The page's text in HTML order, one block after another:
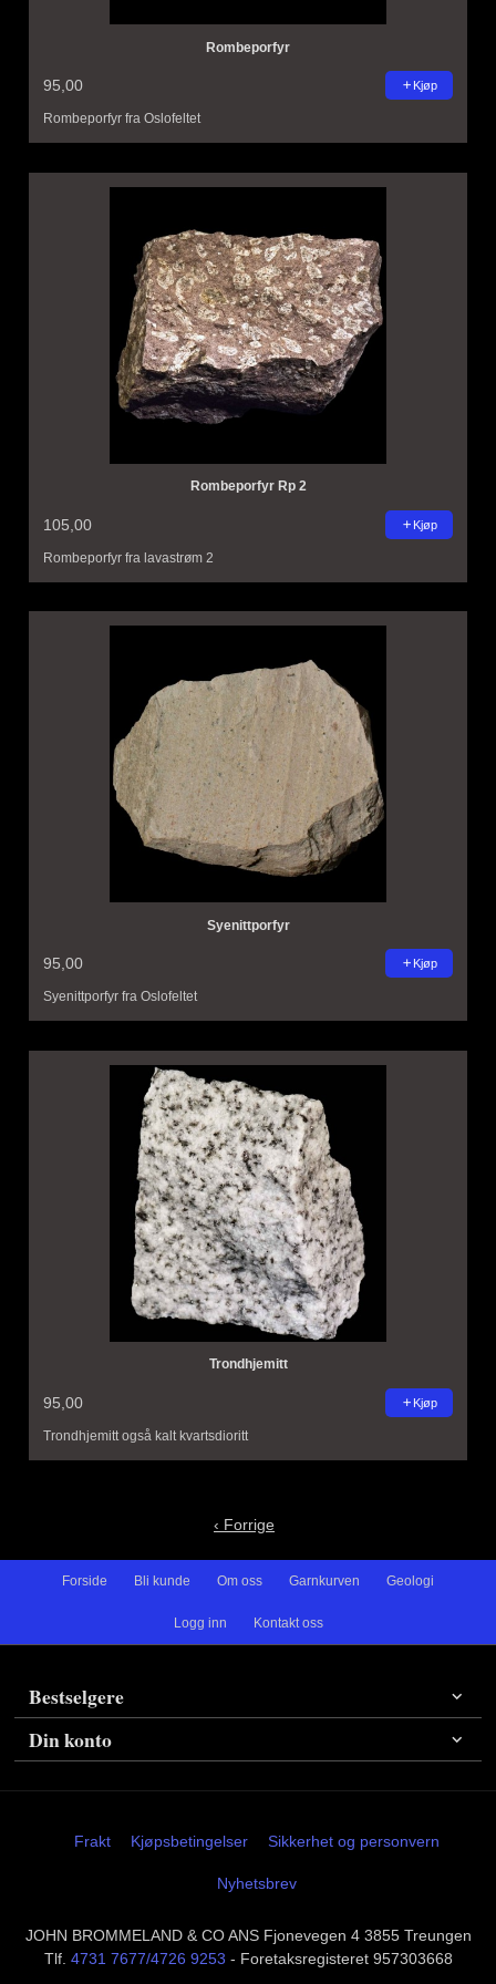
Rombeporfyr
95,00 Kjøp
Rombeporfyr fra Oslofeltet
Rombeporfyr Rp 2
105,00 Kjøp
Rombeporfyr fra lavastrøm 2
Syenittporfyr
95,00 Kjøp
Syenittporfyr fra Oslofeltet
Trondhjemitt
95,00 Kjøp
Trondhjemitt også kalt kvartsdioritt
‹ Forrige
Forside Bli kunde Om oss Garnkurven Geologi
Logg inn Kontakt oss
Bestselgere
Din konto
Frakt Kjøpsbetingelser Sikkerhet og personvern
Nyhetsbrev
JOHN BROMMELAND & CO ANS Fjonevegen 4 3855 Treungen
Tlf. 4731 7677/4726 9253 - Foretaksregisteret 957303668